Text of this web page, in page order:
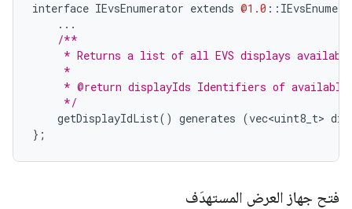
interface IEvsEnumerator extends @1.0 ::
...
/**
* Returns a list of all EVS displays
     *
* @return displayIds Identifiers of available
     */
getDisplayIdList() generates (vec<uint8_t>
};
فتح جهاز العرض المستهدَف